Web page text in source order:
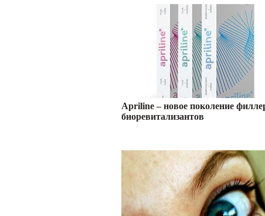
Аpriline – новое поколение
биоревитализантов